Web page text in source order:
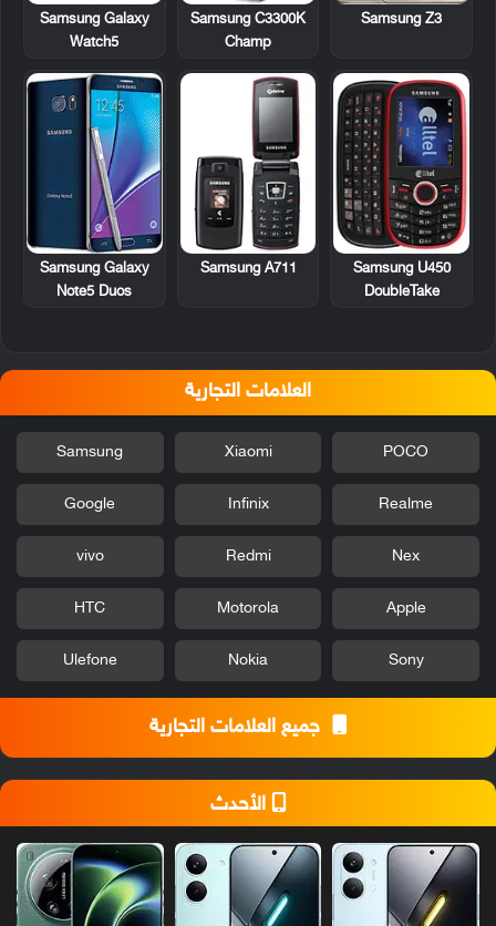
Samsung Z3
Samsung C3300K
Champ
Samsung Galaxy
Watch5
Samsung U450
DoubleTake
Samsung A711
Samsung Galaxy
Note5 Duos
العلامات التجارية
POCO
Xiaomi
Samsung
Realme
Infinix
Google
Nex
Redmi
vivo
Apple
Motorola
HTC
Sony
Nokia
Ulefone
جميع العلامات التجارية
الأحدث